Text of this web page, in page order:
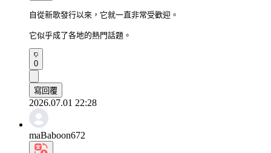
自從新歌發行以來，它就一直非常受歡迎。
它似乎成了各地的熱門話題。
0
寫回覆
2026.07.01 22:28
maBaboon672